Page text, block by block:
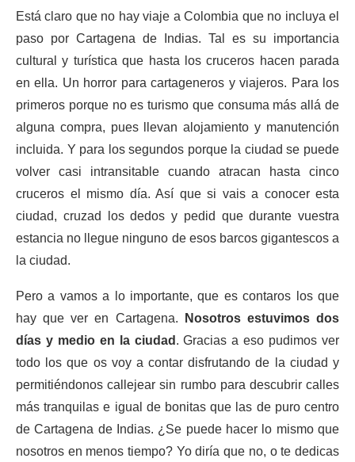
Está claro que no hay viaje a Colombia que no incluya el
paso por Cartagena de Indias. Tal es su importancia
cultural y turística que hasta los cruceros hacen parada
en ella. Un horror para cartageneros y viajeros. Para los
primeros porque no es turismo que consuma más allá de
alguna compra, pues llevan alojamiento y manutención
incluida. Y para los segundos porque la ciudad se puede
volver casi intransitable cuando atracan hasta cinco
cruceros el mismo día. Así que si vais a conocer esta
ciudad, cruzad los dedos y pedid que durante vuestra
estancia no llegue ninguno de esos barcos gigantescos a
la ciudad.
Pero a vamos a lo importante, que es contaros los que
hay que ver en Cartagena.
Nosotros estuvimos dos
días y medio en la ciudad . Gracias a eso pudimos ver
todo los que os voy a contar disfrutando de la ciudad y
permitiéndonos callejear sin rumbo para descubrir calles
más tranquilas e igual de bonitas que las de puro centro
de Cartagena de Indias. ¿Se puede hacer lo mismo que
nosotros en menos tiempo? Yo diría que no, o te dedicas